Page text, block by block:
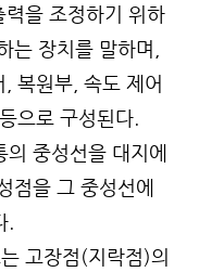
을 조정하기 위하
는 장치를 말하며,
복원부, 속도 제어
으로 구성된다.
의 중성선을 대지에
점을 그 중성선에
.
고장점(지락점)의